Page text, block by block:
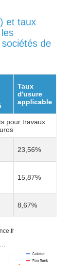
et taux
de
Taux
d'usure
applicable
pour travaux
23,56%
15,87%
8,67%